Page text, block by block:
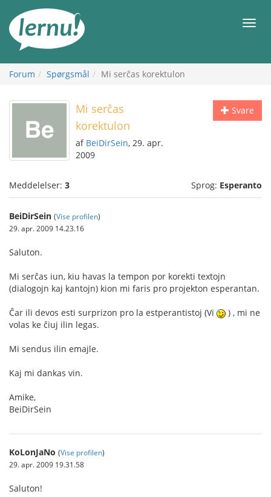
indholdet
Forum Spørgsmål Mi serĉas korektulon
Svare
Mi serĉas
korektulon
af BeiDirSein, 29. apr.
2009
Meddelelser: 3 Sprog: Esperanto
BeiDirSein (Vise profilen)
29. apr. 2009 14.23.16
Saluton.
Mi serĉas iun, kiu havas la tempon por korekti textojn
(dialogojn kaj kantojn) kion mi faris pro projekton esperantan.
Ĉar ili devos esti surprizon pro la estperantistoj (Vi
) , mi ne
volas ke ĉiuj ilin legas.
Mi sendus ilin emajle.
Kaj mi dankas vin.
Amike,
BeiDirSein
KoLonJaNo (Vise profilen)
29. apr. 2009 19.31.58
Saluton!